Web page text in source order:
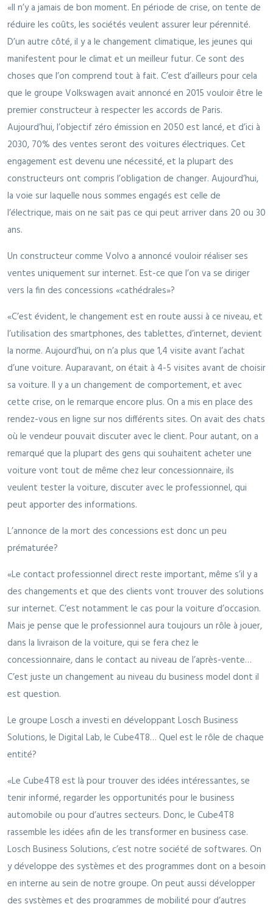
«Il n’y a jamais de bon moment. En période de crise, on tente de
réduire les coûts, les sociétés veulent assurer leur pérennité.
D’un autre côté, il y a le changement climatique, les jeunes qui
manifestent pour le climat et un meilleur futur. Ce sont des
choses que l’on comprend tout à fait. C’est d’ailleurs pour cela
que le groupe Volkswagen avait annoncé en 2015 vouloir être le
premier constructeur à respecter les accords de Paris.
Aujourd’hui, l’objectif zéro émission en 2050 est lancé, et d’ici à
2030, 70% des ventes seront des voitures électriques. Cet
engagement est devenu une nécessité, et la plupart des
constructeurs ont compris l’obligation de changer. Aujourd’hui,
la voie sur laquelle nous sommes engagés est celle de
l’électrique, mais on ne sait pas ce qui peut arriver dans 20 ou 30
ans.
Un constructeur comme Volvo a annoncé vouloir réaliser ses
ventes uniquement sur internet. Est-ce que l’on va se diriger
vers la fin des concessions «cathédrales»?
«C’est évident, le changement est en route aussi à ce niveau, et
l’utilisation des smartphones, des tablettes, d’internet, devient
la norme. Aujourd’hui, on n’a plus que 1,4 visite avant l’achat
d’une voiture. Auparavant, on était à 4-5 visites avant de choisir
sa voiture. Il y a un changement de comportement, et avec
cette crise, on le remarque encore plus. On a mis en place des
rendez-vous en ligne sur nos différents sites. On avait des chats
où le vendeur pouvait discuter avec le client. Pour autant, on a
remarqué que la plupart des gens qui souhaitent acheter une
voiture vont tout de même chez leur concessionnaire, ils
veulent tester la voiture, discuter avec le professionnel, qui
peut apporter des informations.
L’annonce de la mort des concessions est donc un peu
prématurée?
«Le contact professionnel direct reste important, même s’il y a
des changements et que des clients vont trouver des solutions
sur internet. C’est notamment le cas pour la voiture d’occasion.
Mais je pense que le professionnel aura toujours un rôle à jouer,
dans la livraison de la voiture, qui se fera chez le
concessionnaire, dans le contact au niveau de l’après-vente…
C’est juste un changement au niveau du business model dont il
est question.
Le groupe Losch a investi en développant Losch Business
Solutions, le Digital Lab, le Cube4T8… Quel est le rôle de chaque
entité?
«Le Cube4T8 est là pour trouver des idées intéressantes, se
tenir informé, regarder les opportunités pour le business
automobile ou pour d’autres secteurs. Donc, le Cube4T8
rassemble les idées afin de les transformer en business case.
Losch Business Solutions, c’est notre société de softwares. On
y développe des systèmes et des programmes dont on a besoin
en interne au sein de notre groupe. On peut aussi développer
des systèmes et des programmes de mobilité pour d’autres